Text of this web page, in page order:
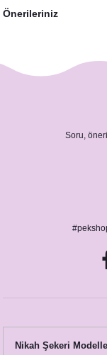
Önerileriniz
Soru,
Nikah Şekeri